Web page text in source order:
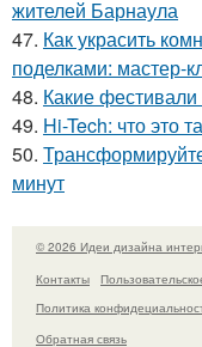
жителей Барнаула
47. Как украсить
поделками: мастер-
48. Какие фестивали
49. Hi-Tech: что это
50.
минут
© 2026 Идеи дизайна
Контакты
Политика
Обратная связь